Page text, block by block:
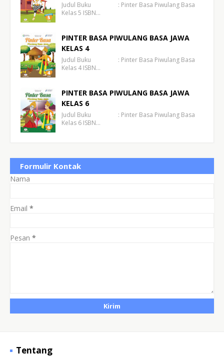
Judul Buku : Pinter Basa Piwulang Basa
Kelas 5 ISBN…
PINTER BASA PIWULANG BASA JAWA
KELAS 4
Judul Buku : Pinter Basa Piwulang Basa
Kelas 4 ISBN…
PINTER BASA PIWULANG BASA JAWA
KELAS 6
Judul Buku : Pinter Basa Piwulang Basa
Kelas 6 ISBN…
Formulir Kontak
Nama
Email *
Pesan *
Tentang